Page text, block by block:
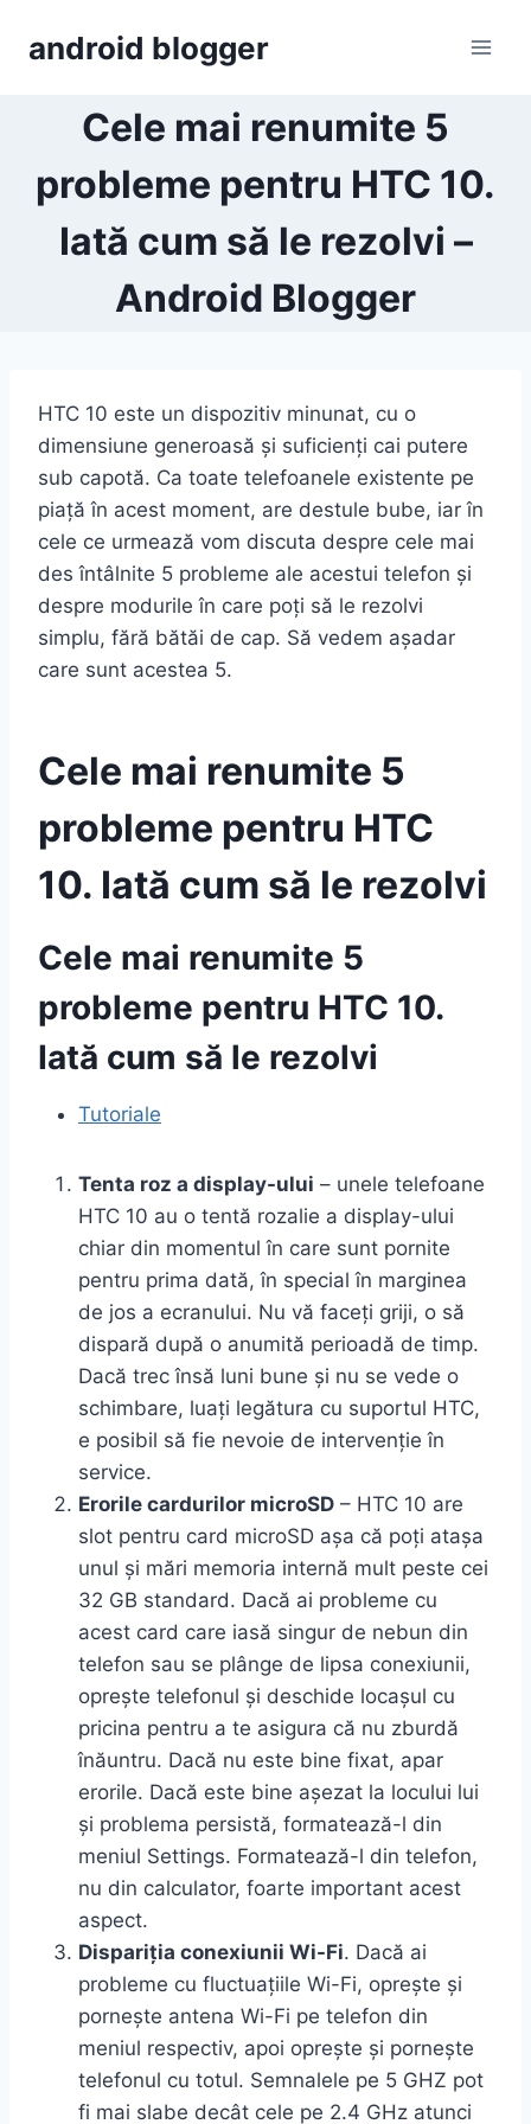
android blogger
Cele mai renumite 5
probleme pentru HTC 10.
Iată cum să le rezolvi –
Android Blogger
HTC 10 este un dispozitiv minunat, cu o
dimensiune generoasă și suficienți cai putere
sub capotă. Ca toate telefoanele existente pe
piață în acest moment, are destule bube, iar în
cele ce urmează vom discuta despre cele mai
des întâlnite 5 probleme ale acestui telefon și
despre modurile în care poți să le rezolvi
simplu, fără bătăi de cap. Să vedem așadar
care sunt acestea 5.
Cele mai renumite 5
probleme pentru HTC
10. Iată cum să le rezolvi
Cele mai renumite 5
probleme pentru HTC 10.
Iată cum să le rezolvi
Tutoriale
Tenta roz a display-ului – unele telefoane
HTC 10 au o tentă rozalie a display-ului
chiar din momentul în care sunt pornite
pentru prima dată, în special în marginea
de jos a ecranului. Nu vă faceți griji, o să
dispară după o anumită perioadă de timp.
Dacă trec însă luni bune și nu se vede o
schimbare, luați legătura cu suportul HTC,
e posibil să fie nevoie de intervenție în
service.
Erorile cardurilor microSD – HTC 10 are
slot pentru card microSD așa că poți atașa
unul și mări memoria internă mult peste cei
32 GB standard. Dacă ai probleme cu
acest card care iasă singur de nebun din
telefon sau se plânge de lipsa conexiunii,
oprește telefonul și deschide locașul cu
pricina pentru a te asigura că nu zburdă
înăuntru. Dacă nu este bine fixat, apar
erorile. Dacă este bine așezat la locului lui
și problema persistă, formatează-l din
meniul Settings. Formatează-l din telefon,
nu din calculator, foarte important acest
aspect.
Dispariția conexiunii Wi-Fi. Dacă ai
probleme cu fluctuațiile Wi-Fi, oprește și
pornește antena Wi-Fi pe telefon din
meniul respectiv, apoi oprește și pornește
telefonul cu totul. Semnalele pe 5 GHZ pot
fi mai slabe decât cele pe 2.4 GHz atunci